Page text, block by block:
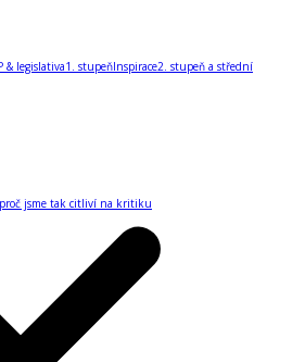
& legislativa1. stupeňInspirace2. stupeň a střední
jsme tak citliví na kritiku